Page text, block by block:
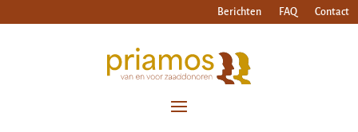
Berichten FAQ Contact